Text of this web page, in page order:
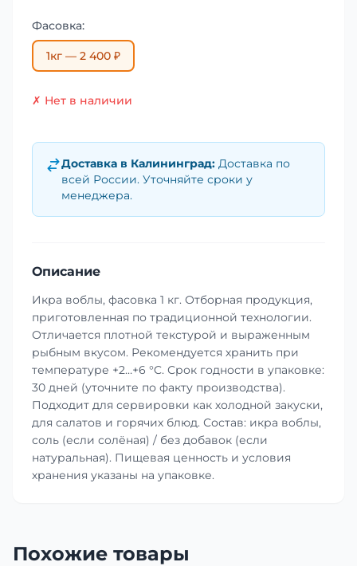
Фасовка:
1кг — 2 400 ₽
✗ Нет в наличии
Доставка в Калининград: Доставка по
всей России. Уточняйте сроки у
менеджера.
Описание
Икра воблы, фасовка 1 кг. Отборная продукция,
приготовленная по традиционной технологии.
Отличается плотной текстурой и выраженным
рыбным вкусом. Рекомендуется хранить при
температуре +2…+6 °C. Срок годности в упаковке:
30 дней (уточните по факту производства).
Подходит для сервировки как холодной закуски,
для салатов и горячих блюд. Состав: икра воблы,
соль (если солёная) / без добавок (если
натуральная). Пищевая ценность и условия
хранения указаны на упаковке.
Похожие товары